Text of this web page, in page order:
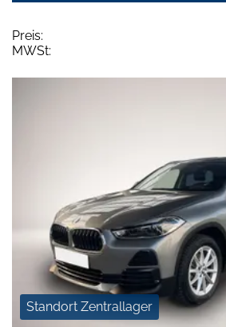
Preis:
MWSt:
Standort Zentrallager